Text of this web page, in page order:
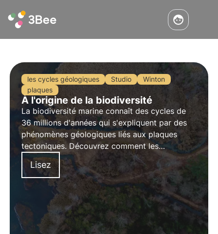
les cycles géologiques Studio
Winton
plaques
À l'origine de la biodiversité
La biodiversité marine connaît des cycles de
36 millions d'années qui s'expliquent par des
phénomènes géologiques liés aux plaques
tectoniques. Découvrez comment les
mécanismes internes de la Terre ont modifié le
développement des espèces.
Lisez